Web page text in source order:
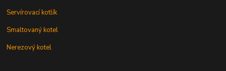
Servírovací kotlík
Smaltovaný kotel
Nerezový kotel